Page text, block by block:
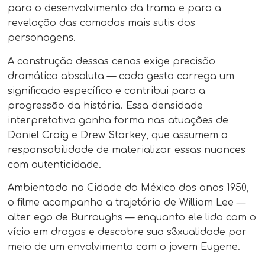
para o desenvolvimento da trama e para a
revelação das camadas mais sutis dos
personagens.
A construção dessas cenas exige precisão
dramática absoluta — cada gesto carrega um
significado específico e contribui para a
progressão da história. Essa densidade
interpretativa ganha forma nas atuações de
Daniel Craig e Drew Starkey, que assumem a
responsabilidade de materializar essas nuances
com autenticidade.
Ambientado na Cidade do México dos anos 1950,
o filme acompanha a trajetória de William Lee —
alter ego de Burroughs — enquanto ele lida com o
vício em drogas e descobre sua s3xualidade por
meio de um envolvimento com o jovem Eugene.